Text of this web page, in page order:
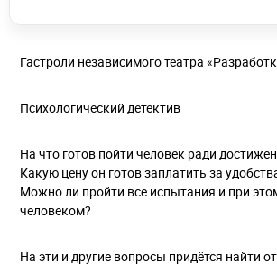
Гастроли независимого театра
Психологический детектив
На что готов пойти человек ради
Какую цену он готов заплатить за
Можно ли пройти все испытания и при
человеком?
На эти и другие вопросы придётся найти